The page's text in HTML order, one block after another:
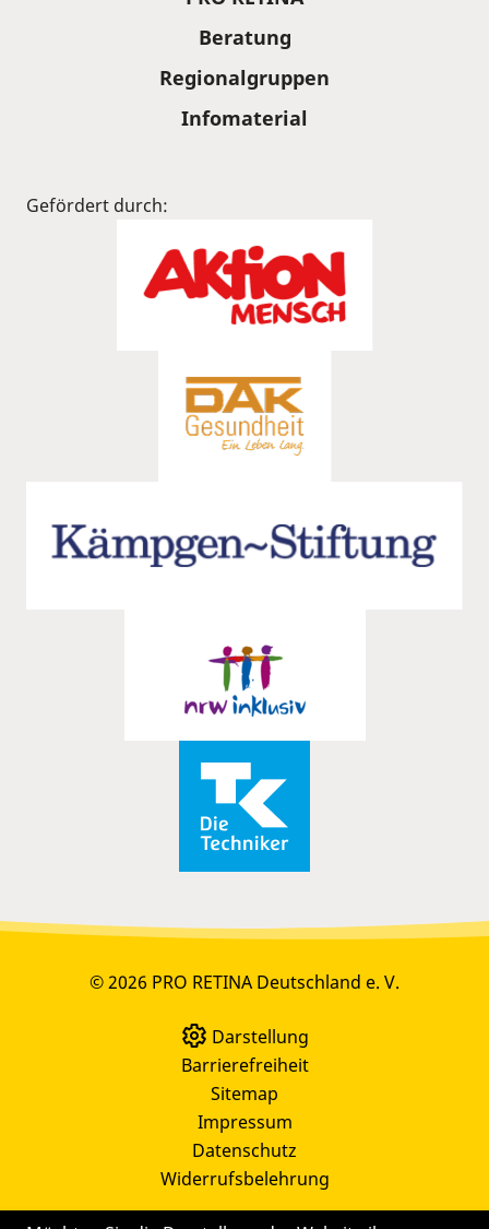
Beratung
Regionalgruppen
Infomaterial
Gefördert durch:
© 2026 PRO RETINA Deutschland e. V.
Darstellung
Barrierefreiheit
Sitemap
Impressum
Datenschutz
Widerrufsbelehrung